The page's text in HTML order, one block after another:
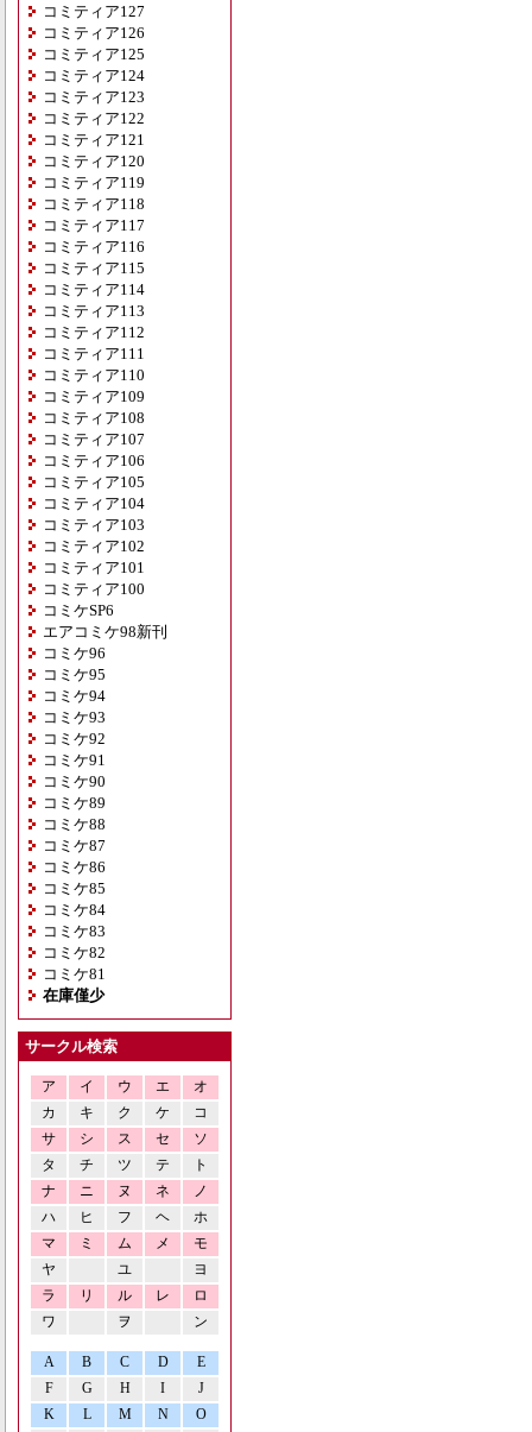
コミティア127
コミティア126
コミティア125
コミティア124
コミティア123
コミティア122
コミティア121
コミティア120
コミティア119
コミティア118
コミティア117
コミティア116
コミティア115
コミティア114
コミティア113
コミティア112
コミティア111
コミティア110
コミティア109
コミティア108
コミティア107
コミティア106
コミティア105
コミティア104
コミティア103
コミティア102
コミティア101
コミティア100
コミケSP6
エアコミケ98新刊
コミケ96
コミケ95
コミケ94
コミケ93
コミケ92
コミケ91
コミケ90
コミケ89
コミケ88
コミケ87
コミケ86
コミケ85
コミケ84
コミケ83
コミケ82
コミケ81
在庫僅少
サークル検索
ア イ ウ エ
オ
カ
キ ク ケ
コ
サ
シ ス セ
ソ
タ
チ ツ テ
ト
ナ
ニ ヌ ネ
ノ
ハ
ヒ フ ヘ
ホ
マ
ミ ム メ
モ
ヤ
ユ
ヨ
ラ
リ ル レ
ロ
ワ
ヲ ン
A B C D
E
F
G H I
J
K
L M N O